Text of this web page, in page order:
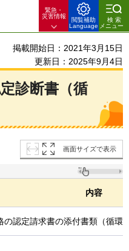
緊急・
災害情報
閲覧補助
Language
検索
メニュー
掲載開始日：2021年3月15日
更新日：2025年9月4日
診断書（循
画面サイズで表示
内容
の認定請求書の添付書類（循環